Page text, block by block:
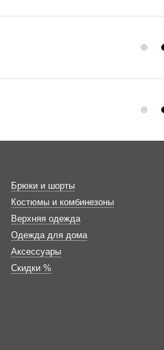
Брюки и шорты
Костюмы и комбинезоны
Верхняя одежда
Одежда для дома
Аксессуары
Скидки %